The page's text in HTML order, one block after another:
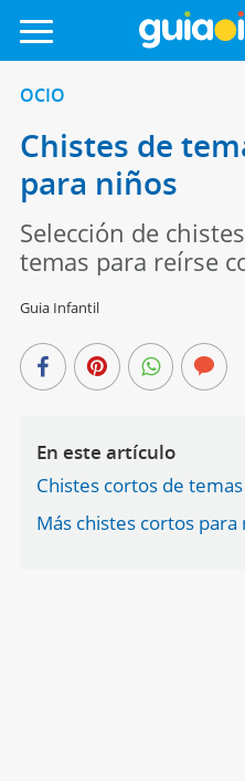
OCIO
Chistes de
para niños
Selección de
temas para reírse
Guia Infantil
En este artículo
Chistes cortos de
Más chistes cortos para